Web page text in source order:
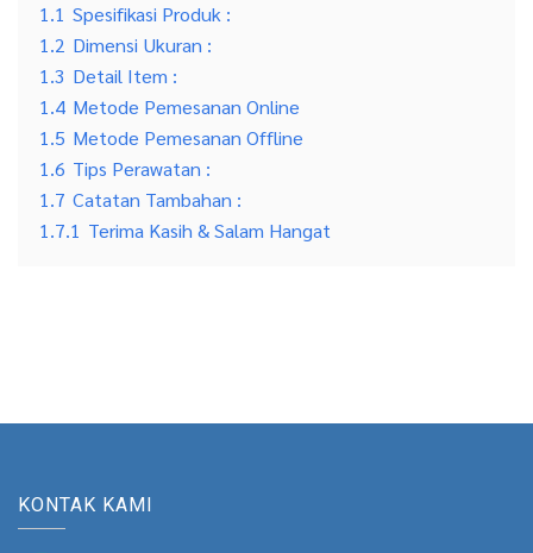
1.1 Spesifikasi Produk :
1.2 Dimensi Ukuran :
1.3 Detail Item :
1.4 Metode Pemesanan Online
1.5 Metode Pemesanan Offline
1.6 Tips Perawatan :
1.7 Catatan Tambahan :
1.7.1 Terima Kasih & Salam Hangat
KONTAK KAMI